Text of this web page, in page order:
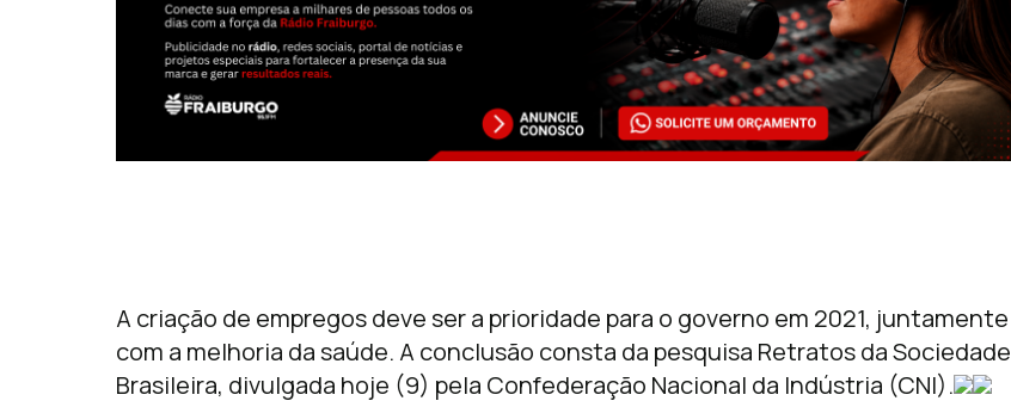
A criação de empregos deve ser a prioridade para o governo em 2021, juntamente
com a melhoria da saúde. A conclusão consta da pesquisa Retratos da Sociedade
Brasileira, divulgada hoje (9) pela Confederação Nacional da Indústria (CNI).